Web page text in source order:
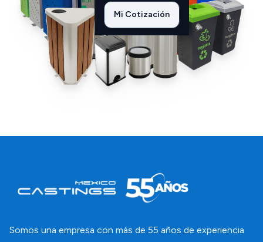
Mi Cotización
Somos una empresa con más de 55 años de experiencia